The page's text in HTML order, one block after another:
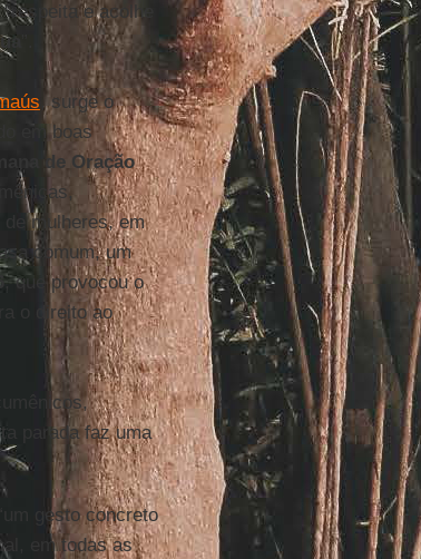
“respeita e acolhe
, surge o
em boas
de Oração
mulheres, em
comum, um
, que provocou o
o direito ao
parada faz uma
“um gesto concreto
em todas as